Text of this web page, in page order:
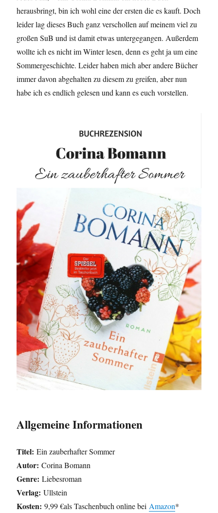
herausbringt, bin ich wohl eine der ersten die es kauft. Doch
leider lag dieses Buch ganz verschollen auf meinem viel zu
großen SuB und ist damit etwas untergegangen. Außerdem
wollte ich es nicht im Winter lesen, denn es geht ja um eine
Sommergeschichte. Leider haben mich aber andere Bücher
immer davon abgehalten zu diesem zu greifen, aber nun
habe ich es endlich gelesen und kann es euch vorstellen.
Allgemeine Informationen
Titel: Ein zauberhafter Sommer
Autor: Corina Bomann
Genre:Liebesroman
Verlag: Ullstein
Kosten: 9,99 €als Taschenbuch online beiAmazon*